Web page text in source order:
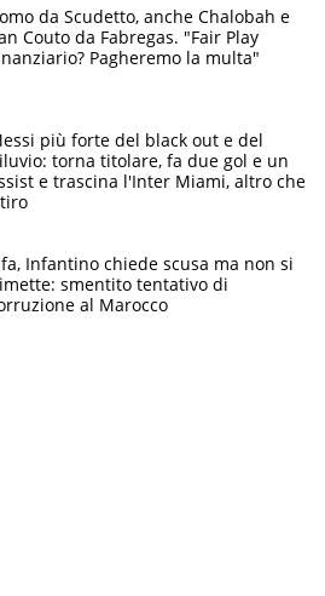
da Scudetto, anche Chalobah e
Couto da Fabregas. "Fair Play
Pagheremo la multa"
più forte del black out e del
torna titolare, fa due gol e un
e trascina l'Inter Miami, altro che
Infantino chiede scusa ma non si
smentito tentativo di
al Marocco